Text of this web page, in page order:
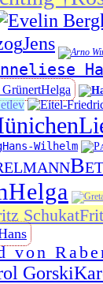
Jens
Helga
Hans-Wilhelm
Helga